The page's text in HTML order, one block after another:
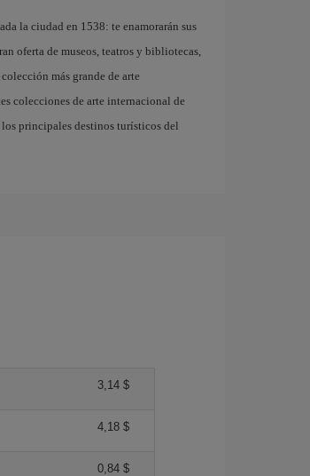
la ciudad en 1538: te enamorarán sus
oferta de museos, teatros y bibliotecas,
más grande de arte
colecciones de arte internacional de
principales destinos turísticos del
3,14 $
4,18 $
0,84 $